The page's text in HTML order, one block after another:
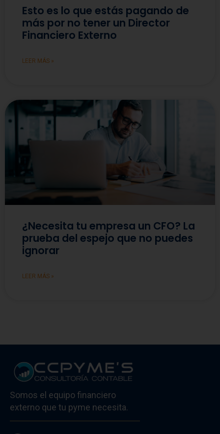
Esto es lo que estás pagando de
más por no tener un Director
Financiero Externo
LEER MÁS »
¿Necesita tu empresa un CFO? La
prueba del espejo que no puedes
ignorar
LEER MÁS »
Somos el equipo financiero
externo que tu pyme necesita.